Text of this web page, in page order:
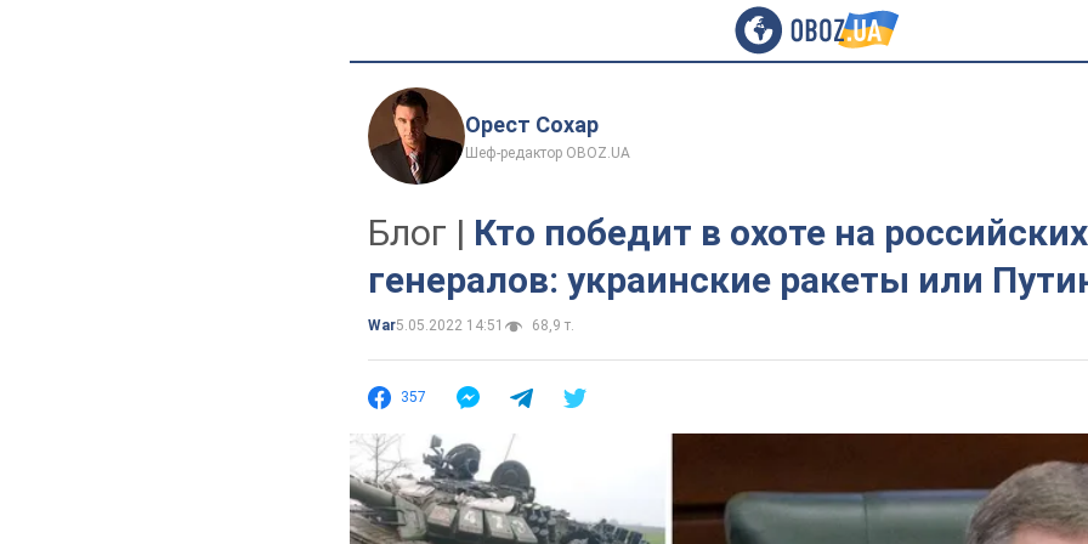
Орест Сохар
Шеф-редактор OBOZ.UA
Блог | Кто победит в охоте на российских
генералов: украинские ракеты или
War5.05.2022 14:51 68,9 т.
357